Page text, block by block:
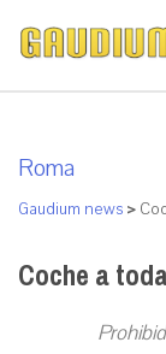
Roma
Gaudium news >
Coche a